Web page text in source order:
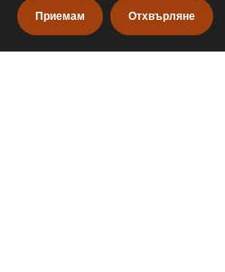
Previous
Home Filters Categories
Приемам Отхвърляне